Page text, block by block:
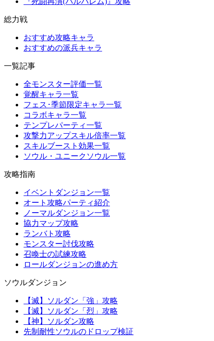
総力戦
おすすめ攻略キャラ
おすすめの派兵キャラ
一覧記事
全モンスター評価一覧
覚醒キャラ一覧
フェス･季節限定キャラ一覧
コラボキャラ一覧
テンプレパーティ一覧
攻撃力アップスキル倍率一覧
スキルブースト効果一覧
ソウル・ユニークソウル一覧
攻略指南
イベントダンジョン一覧
オート攻略パーティ紹介
ノーマルダンジョン一覧
協力マップ攻略
ランバト攻略
モンスター討伐攻略
召喚士の試練攻略
ロールダンジョンの進め方
ソウルダンジョン
【滅】ソルダン「強」攻略
【滅】ソルダン「烈」攻略
【神】ソルダン攻略
先制耐性ソウルのドロップ検証